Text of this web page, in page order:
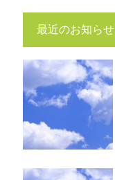
最近のお知らせ